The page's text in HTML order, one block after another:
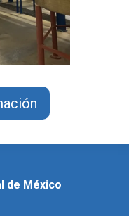
de México